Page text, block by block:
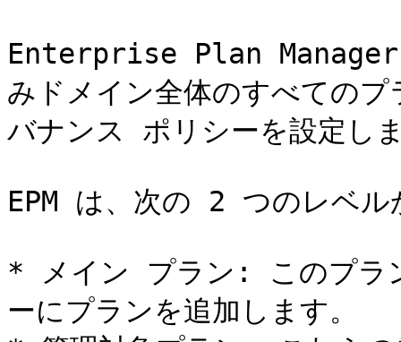
Enterprise Plan Manager
みドメイン全体のすべての
バナンス ポリシーを設定し
EPM は、次の 2 つのレベル
* メイン プラン: このプラ
ーにプランを追加します。